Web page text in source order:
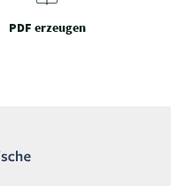
PDF erzeugen